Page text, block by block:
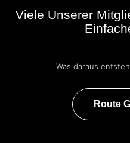
Viele Unserer
Was daraus
Route